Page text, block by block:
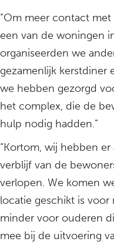
“Om meer contact
een van de woningen
organiseerden we
gezamenlijk kerstdiner
we hebben gezorgd
het complex, die de
hulp nodig hadden.”
“Kortom, wij hebben
verblijf van de
verlopen. We komen
locatie geschikt is
minder voor ouderen
mee bij de uitvoering